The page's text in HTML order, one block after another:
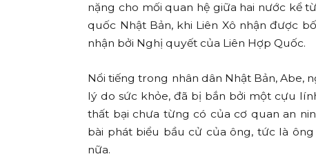
nặng cho mối quan hệ giữa hai nước kể
quốc Nhật Bản, khi Liên Xô nhận được
nhận bởi Nghị quyết của Liên Hợp Quốc.
Nổi tiếng trong nhân dân Nhật Bản, Abe,
lý do sức khỏe, đã bị bắn bởi một cựu
thất bại chưa từng có của cơ quan an
bài phát biểu bầu cử của ông, tức là
nữa.